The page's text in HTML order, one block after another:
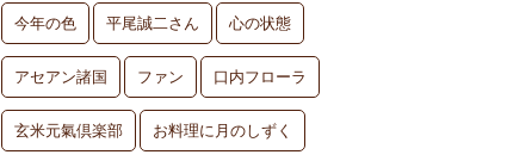
今年の色 平尾誠二さん 心の状態
アセアン諸国 ファン 口内フローラ
玄米元氣倶楽部 お料理に月のしずく